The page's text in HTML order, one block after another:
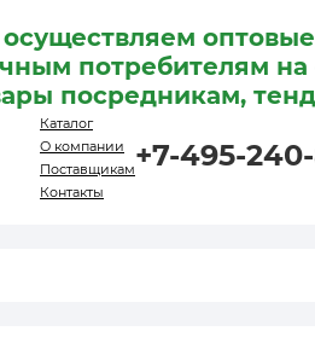
потребителям
посредникам,
Каталог
О компании
Поставщикам
Контакты
+7-495-